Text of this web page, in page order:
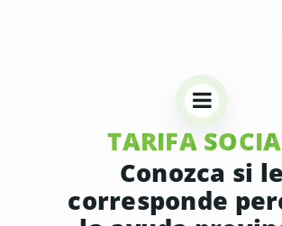
TARIFA
Conozca si le
corresponde